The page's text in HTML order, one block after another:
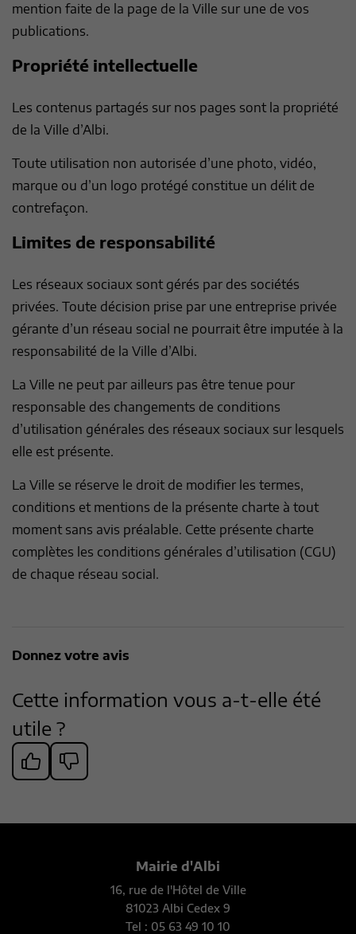
mention faite de la page de la Ville sur une de vos
publications.
Propriété intellectuelle
Les contenus partagés sur nos pages sont la propriété
de la Ville d’Albi.
Toute utilisation non autorisée d’une photo, vidéo,
marque ou d’un logo protégé constitue un délit de
contrefaçon.
Limites de responsabilité
Les réseaux sociaux sont gérés par des sociétés
privées. Toute décision prise par une entreprise privée
gérante d’un réseau social ne pourrait être imputée à la
responsabilité de la Ville d’Albi.
La Ville ne peut par ailleurs pas être tenue pour
responsable des changements de conditions
d’utilisation générales des réseaux sociaux sur lesquels
elle est présente.
La Ville se réserve le droit de modifier les termes,
conditions et mentions de la présente charte à tout
moment sans avis préalable. Cette présente charte
complètes les conditions générales d’utilisation (CGU)
de chaque réseau social.
Donnez votre avis
Cette information vous a-t-elle été
utile ?
Mairie d'Albi
16, rue de l'Hôtel de Ville
81023 Albi Cedex 9
Tel : 05 63 49 10 10